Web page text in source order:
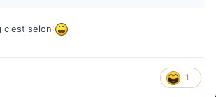
c'est selon
1